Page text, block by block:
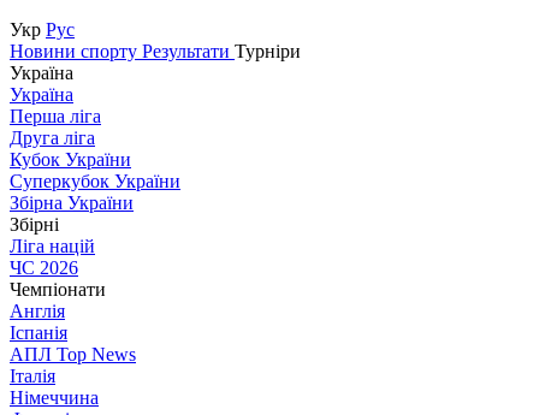
Укр Рус
Новини спорту Результати Турніри
Україна
Україна
Перша ліга
Друга ліга
Кубок України
Суперкубок України
Збірна України
Збірні
Ліга націй
ЧС 2026
Чемпіонати
Англія
Іспанія
АПЛ Top News
Італія
Німеччина